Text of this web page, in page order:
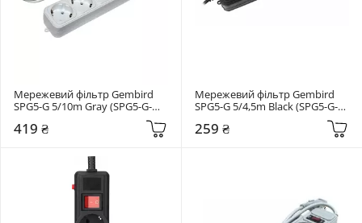
Мережевий фільтр Gembird
SPG5-G 5/10m Gray (SPG5-G-
419 ₴
Мережевий фільтр Gembird
SPG5-G 5/4,5m Black (SPG5-G-
259 ₴